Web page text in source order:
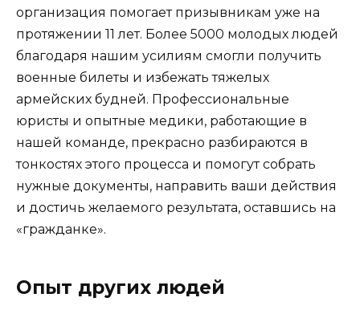
организация помогает призывникам уже на
протяжении 11 лет. Более 5000 молодых людей
благодаря нашим усилиям смогли получить
военные билеты и избежать тяжелых
армейских будней. Профессиональные
юристы и опытные медики, работающие в
нашей команде, прекрасно разбираются в
тонкостях этого процесса и помогут собрать
нужные документы, направить ваши действия
и достичь желаемого результата, оставшись на
«гражданке».
Опыт других людей